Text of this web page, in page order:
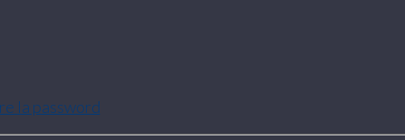
la password